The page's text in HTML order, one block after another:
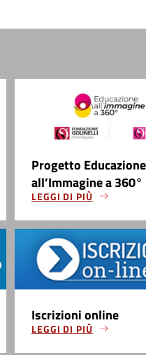
Progetto Educazione
all’Immagine a 360°
LEGGI DI PIÙ
Iscrizioni online
LEGGI DI PIÙ